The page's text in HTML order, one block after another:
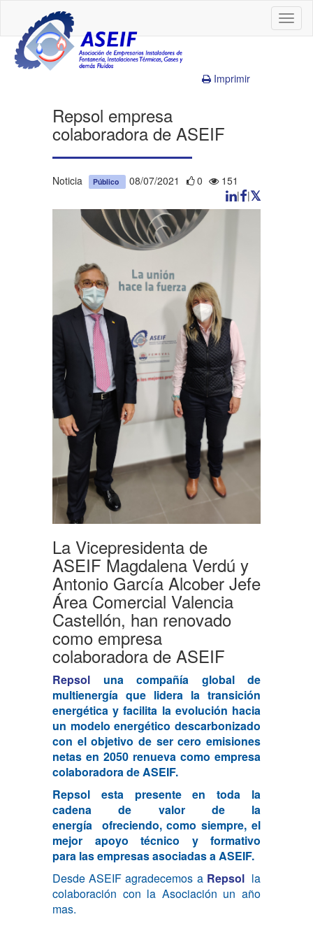
Imprimir
Repsol empresa
colaboradora de ASEIF
Noticia Público 08/07/2021 0
151
|
|
La Vicepresidenta de
ASEIF Magdalena Verdú y
Antonio García Alcober Jefe
Área Comercial Valencia
Castellón, han renovado
como empresa
colaboradora de ASEIF
Repsol una compañía global de
multienergía que lidera la transición
energética y facilita la evolución hacia
un modelo energético descarbonizado
con el objetivo de ser cero emisiones
netas en 2050 renueva como empresa
colaboradora de ASEIF.
Repsol esta presente en toda la
cadena de valor de la
energía
ofreciendo, como siempre, el
mejor apoyo técnico y formativo
para las empresas asociadas a ASEIF.
Desde ASEIF agradecemos a Repsol la
colaboración con la Asociación un año
mas.